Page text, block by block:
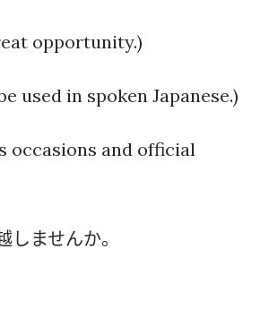
opportunity.)
used in spoken Japanese.)
occasions and official
ませんか。